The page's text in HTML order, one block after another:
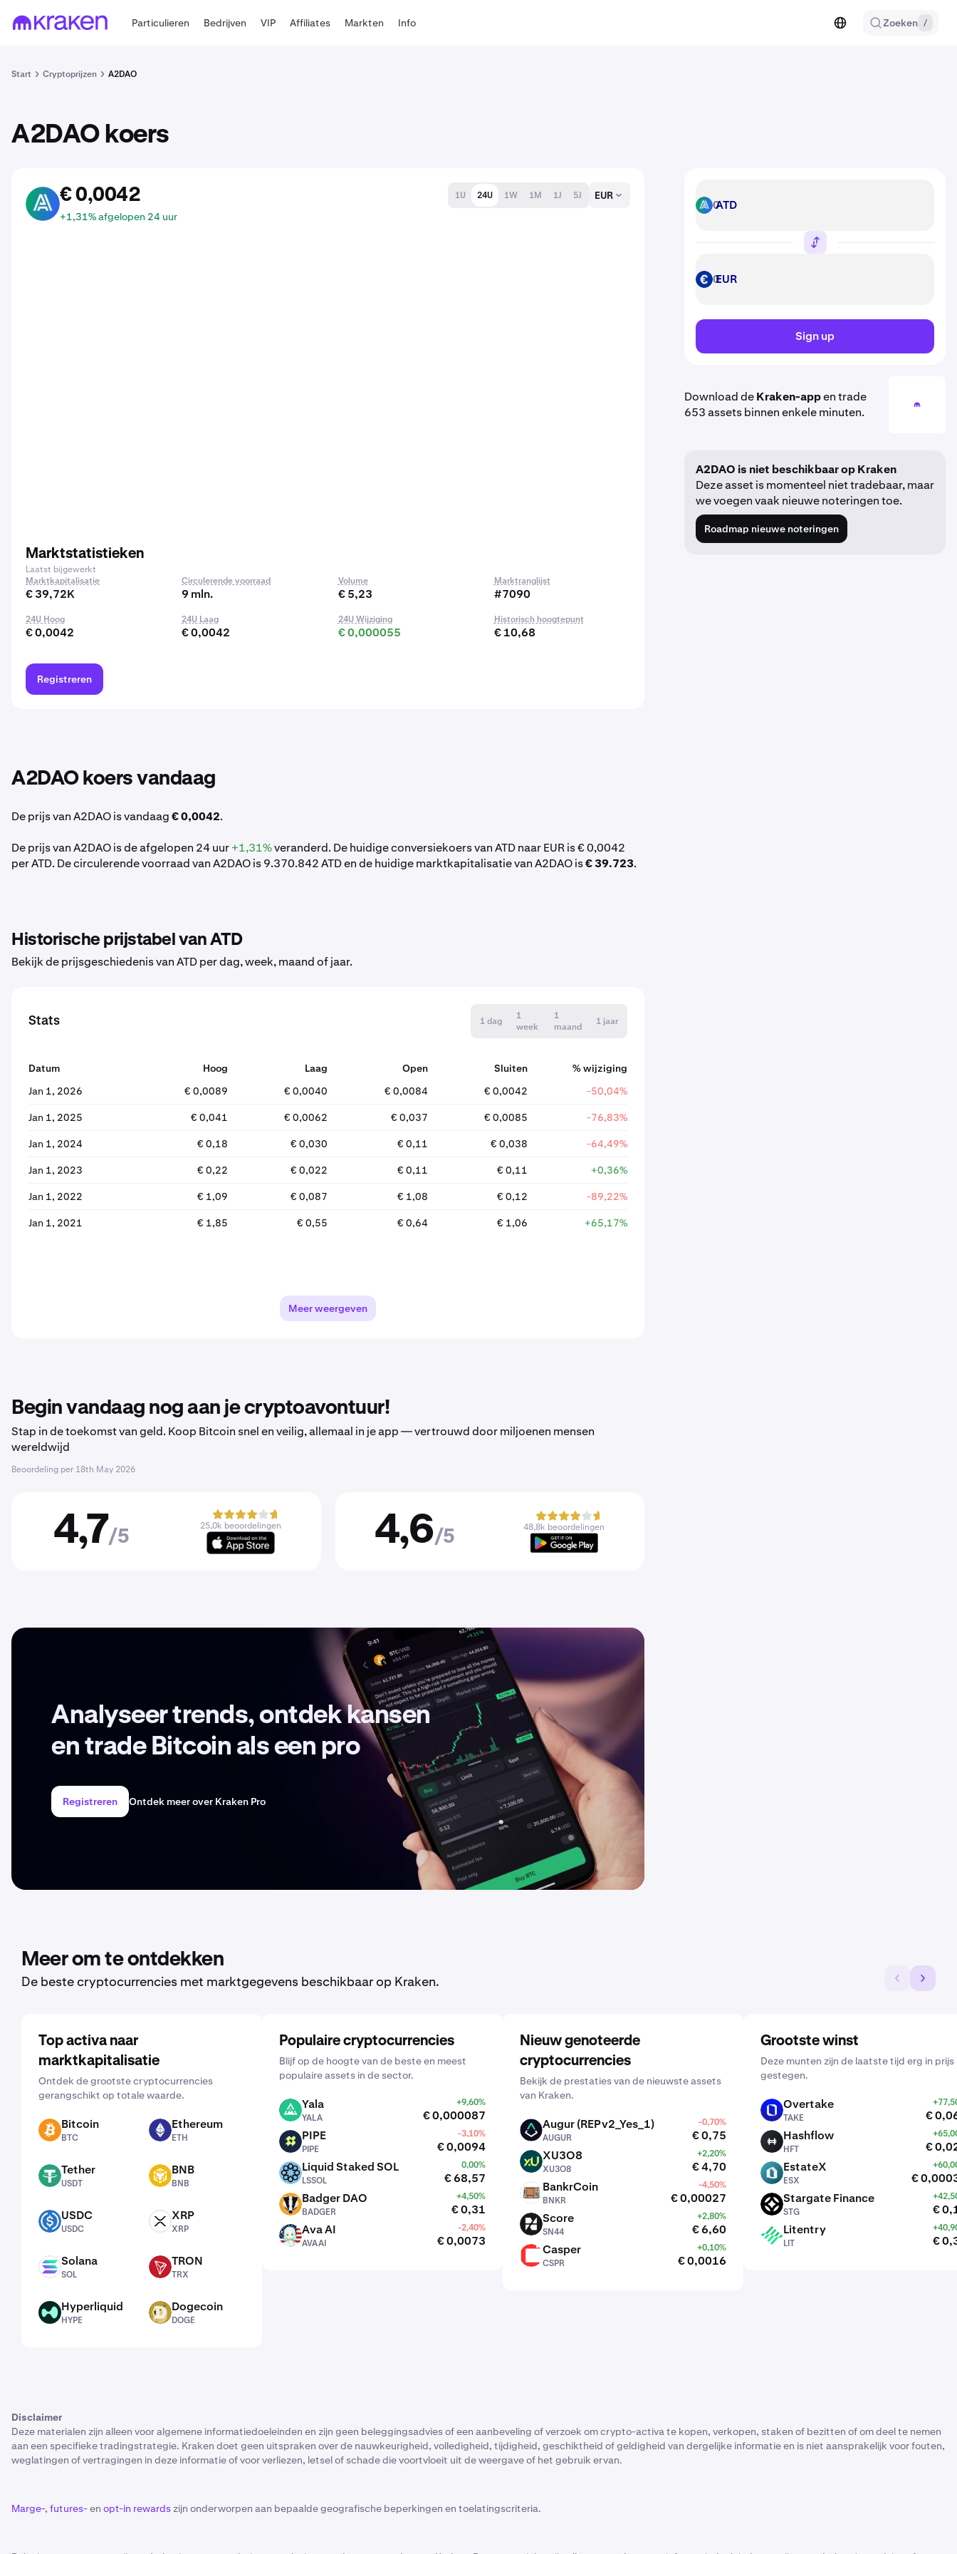
Particulieren Bedrijven VIP Affiliates Markten Info Zoeken /
Start Cryptoprijzen A2DAO
A2DAO koers
ATD € 0,0042
+1,31% afgelopen 24 uur
1U 24U 1W 1M 1J 5J EUR
Marktstatistieken
Laatst bijgewerkt
Marktkapitalisatie
€ 39,72K
Circulerende voorraad
9 mln.
Volume
€ 5,23
Marktranglijst
#7090
24U Hoog
€ 0,0042
24U Laag
€ 0,0042
24U Wijziging
€ 0,000055
Historisch hoogtepunt
€ 10,68
Registreren
A2DAO koers vandaag
De prijs van A2DAO is vandaag€ 0,0042.
De prijs van A2DAO is de afgelopen 24 uur+1,31%veranderd. De huidige conversiekoers van ATD naar EUR is € 0,0042
per ATD. De circulerende voorraad van A2DAO is 9.370.842 ATD en de huidige marktkapitalisatie van A2DAO is€ 39.723.
Historische prijstabel van ATD
Bekijk de prijsgeschiedenis van ATD per dag, week, maand of jaar.
Stats 1 dag
1
week
1
maand
1 jaar
Datum Hoog Laag Open Sluiten
% wijziging
Jan 1, 2026
€ 0,0089 € 0,0040 € 0,0084 € 0,0042 -50,04%
Jan 1, 2025 € 0,041 € 0,0062 € 0,037 € 0,0085 -76,83%
Jan 1, 2024 € 0,18 € 0,030 € 0,11 € 0,038 -64,49%
Jan 1, 2023 € 0,22 € 0,022 € 0,11 € 0,11 +0,36%
Jan 1, 2022 € 1,09 € 0,087 € 1,08 € 0,12 -89,22%
Jan 1, 2021 € 1,85 € 0,55 € 0,64 € 1,06 +65,17%
Meer weergeven
Begin vandaag nog aan je cryptoavontuur!
Stap in de toekomst van geld. Koop Bitcoin snel en veilig, allemaal in je app — vertrouwd door miljoenen mensen
wereldwijd
Beoordeling per 18th May 2026
4,7/5
25,0k beoordelingen 4,6/5
48,8k beoordelingen
Analyseer trends, ontdek kansen
en trade Bitcoin als een pro
Registreren Ontdek meer over Kraken Pro
ATD ATD
EUR EUR
Sign up
Download deKraken-appen trade
653 assets binnen enkele minuten.
A2DAO is niet beschikbaar op Kraken
Deze asset is momenteel niet tradebaar, maar
we voegen vaak nieuwe noteringen toe.
Roadmap nieuwe noteringen
Meer om te ontdekken
De beste cryptocurrencies met marktgegevens beschikbaar op Kraken.
Top activa naar
marktkapitalisatie
Ontdek de grootste cryptocurrencies
gerangschikt op totale waarde.
BTC Bitcoin
BTC
ETH Ethereum
ETH
USDT Tether
USDT
BNB BNB
BNB
USDC USDC
USDC
XRP XRP
XRP
SOL Solana
SOL
TRX TRON
TRX
HYPE Hyperliquid
HYPE
DOGE Dogecoin
DOGE
Populaire cryptocurrencies
Blijf op de hoogte van de beste en meest
populaire assets in de sector.
YALA Yala
YALA
+9,60%
€ 0,000087
PIPE PIPE
PIPE
-3,10%
€ 0,0094
LSSOL Liquid Staked SOL
LSSOL
0,00%
€ 68,57
BADGER Badger DAO
BADGER
+4,50%
€ 0,31
AVAAI Ava AI
AVAAI
-2,40%
€ 0,0073
Nieuw genoteerde
cryptocurrencies
Bekijk de prestaties van de nieuwste assets
van Kraken.
AUGUR Augur (REPv2_Yes_1)
AUGUR
-0,70%
€ 0,75
XU3O8 XU3O8
XU3O8
+2,20%
€ 4,70
BNKR BankrCoin
BNKR
-4,50%
€ 0,00027
SN44 Score
SN44
+2,80%
€ 6,60
Casper
CSPR
+0,10%
€ 0,0016
Grootste winst
Deze munten zijn de laatste tijd erg in prijs
gestegen.
Overtake
TAKE €
HFT Hashflow
HFT €
ESX EstateX
ESX €
STG Stargate Finance
STG €
LIT Litentry
LIT €
Disclaimer
Deze materialen zijn alleen voor algemene informatiedoeleinden en zijn geen beleggingsadvies of een aanbeveling of verzoek om crypto-activa te kopen, verkopen, staken of bezitten of om deel te nemen
aan een specifieke tradingstrategie. Kraken doet geen uitspraken over de nauwkeurigheid, volledigheid, tijdigheid, geschiktheid of geldigheid van dergelijke informatie en is niet aansprakelijk voor fouten,
weglatingen of vertragingen in deze informatie of voor verliezen, letsel of schade die voortvloeit uit de weergave of het gebruik ervan.
Marge-, futures-en opt-in rewards zijn onderworpen aan bepaalde geografische beperkingen en toelatingscriteria.